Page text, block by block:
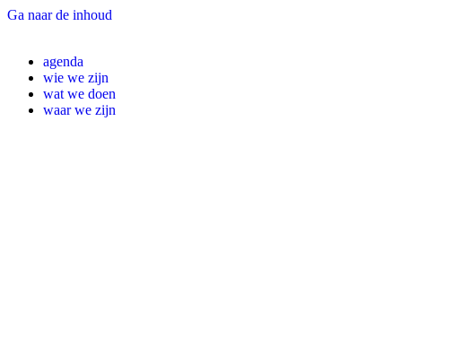
Ga naar de inhoud
agenda
wie we zijn
wat we doen
waar we zijn